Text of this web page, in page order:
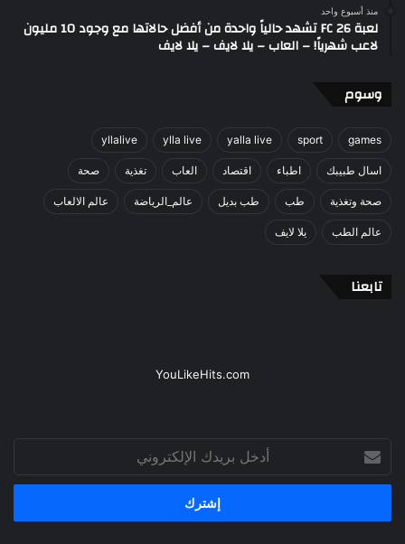
منذ أسبوع واحد
لعبة FC 26 تشهد حالياً واحدة من أفضل حالاتها مع وجود 10 مليون
لاعب شهرياً! – العاب – يلا لايف – يلا لايف
وسوم
games
sport
yalla live
ylla live
yllalive
اسال طبيبك اطباء اقتصاد العاب تغذية صحة
صحة وتغذية طب طب بديل عالم_الرياضة عالم الالعاب
عالم الطب يلا لايف
تابعنا
YouLikeHits.com
بريدك
الإلكتروني